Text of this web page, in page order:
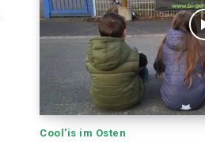
Cool'is im Osten